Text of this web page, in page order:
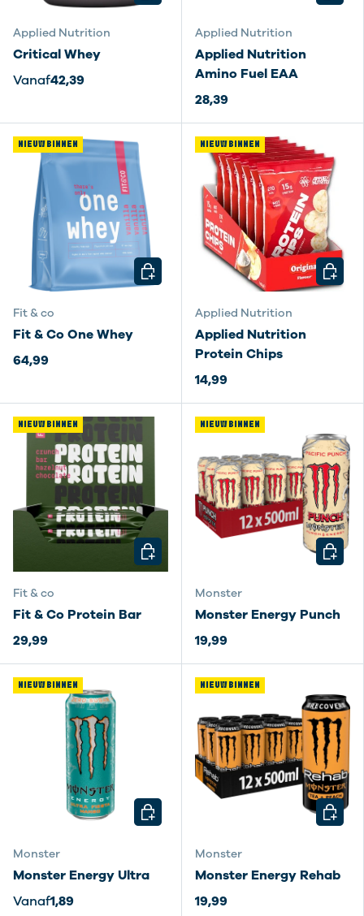
Applied Nutrition
Critical Whey
Vanaf42,39
Applied Nutrition
Applied Nutrition
Amino Fuel EAA
28,39
NIEUW BINNEN
Fit & co
Fit & Co One Whey
64,99
KIES MOGELIJKHEDEN
NIEUW BINNEN
Applied Nutrition
Applied Nutrition
Protein Chips
14,99
KIES
NIEUW BINNEN
Fit & co
Fit & Co Protein Bar
29,99
KIES MOGELIJKHEDEN
NIEUW BINNEN
Monster
Monster Energy Punch
19,99
KIES
NIEUW BINNEN
Monster
Monster Energy Ultra
Vanaf1,89
KIES MOGELIJKHEDEN
NIEUW BINNEN
Monster
Monster Energy Rehab
19,99
KIES